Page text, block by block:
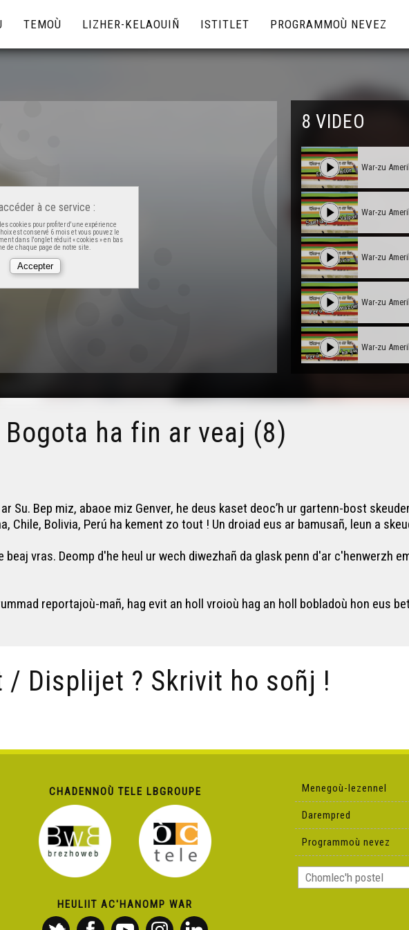
TEMOÙ LIZHER-KELAOUIÑ ISTITLET PROGRAMMOÙ NEVEZ
à ce service :
cookies pour profiter d'une expérience
est conservé 6 mois et vous pouvez le
dans l'onglet réduit « cookies » en bas
de chaque page de notre site.
8 VIDEOWar-zu
War-zu
War-zu
War-zu
War-zu
War-zu
ha fin ar veaj (8)
Su. Bep miz, abaoe miz Genver, he deus kaset deoc’h ur gartenn-bost
Chile, Bolivia, Perú ha kement zo tout ! Un droiad eus ar bamusañ, leun a
vras. Deomp d'he heul ur wech diwezhañ da glask penn d'ar c'henwerzh
reportajoù-mañ, hag evit an holl vroioù hag an holl bobladoù hon eus
/ Displijet ? Skrivit ho soñj !
CHADENNOÙ TELE LBGROUPE
HEULIIT AC'HANOMP WAR
Menegoù-lezennel
Darempred
Programmoù nevez